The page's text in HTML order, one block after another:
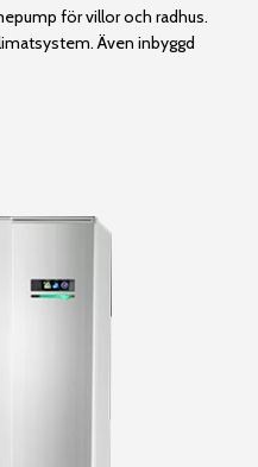
för villor och radhus.
Även inbyggd